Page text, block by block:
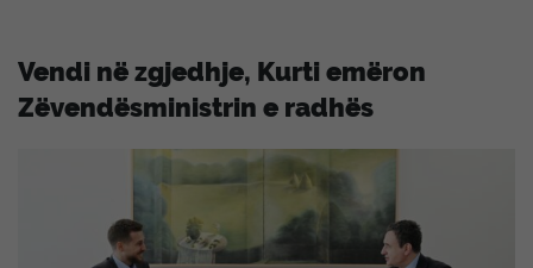
Vendi në zgjedhje, Kurti emëron
Zëvendësministrin e radhës